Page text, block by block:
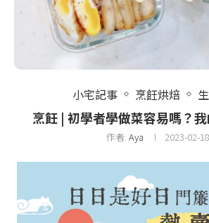
小宅記事 烹飪烘焙
烹飪 | 初學者學做菜容易嗎？
作者: Aya 2023-02-18